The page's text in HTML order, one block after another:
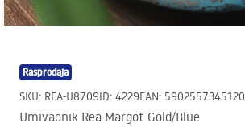
Rasprodaja
SKU: REA-U8709ID: 4229EAN: 5902557345120
Umivaonik Rea Margot Gold/Blue